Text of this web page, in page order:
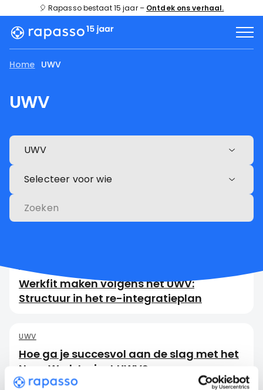
🎈 Rapasso bestaat 15 jaar – Ontdek ons verhaal.
Home UWV
UWV
UWV
Selecteer voor wie
Werkfit maken volgens het UWV:
Structuur in het re-integratieplan
UWV
Hoe ga je succesvol aan de slag met het
Naar Werk traject UWV?